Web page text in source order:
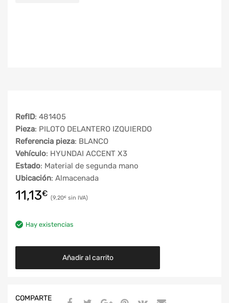
RefID: 481405
Pieza: PILOTO DELANTERO IZQUIERDO
Referencia pieza: BLANCO
Vehículo: HYUNDAI ACCENT X3
Estado: Material de segunda mano
Ubicación: Almacenada
11,13€ 9,20€
Hay existencias
Añadir al carrito
COMPARTE